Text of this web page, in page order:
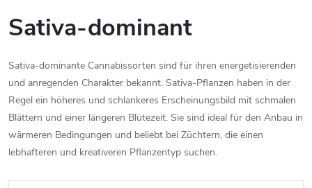
Sativa-dominant
Sativa-dominante Cannabissorten sind für ihren energetisierenden
und anregenden Charakter bekannt. Sativa-Pflanzen haben in der
Regel ein höheres und schlankeres Erscheinungsbild mit schmalen
Blättern und einer längeren Blütezeit. Sie sind ideal für den Anbau in
wärmeren Bedingungen und beliebt bei Züchtern, die einen
lebhafteren und kreativeren Pflanzentyp suchen.